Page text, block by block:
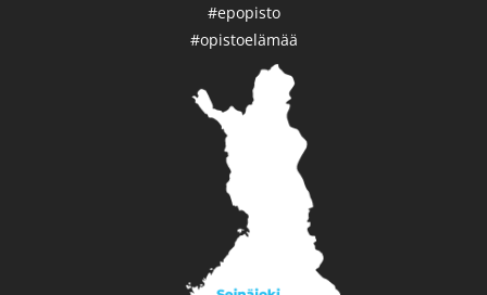
#epopisto
#opistoelämää